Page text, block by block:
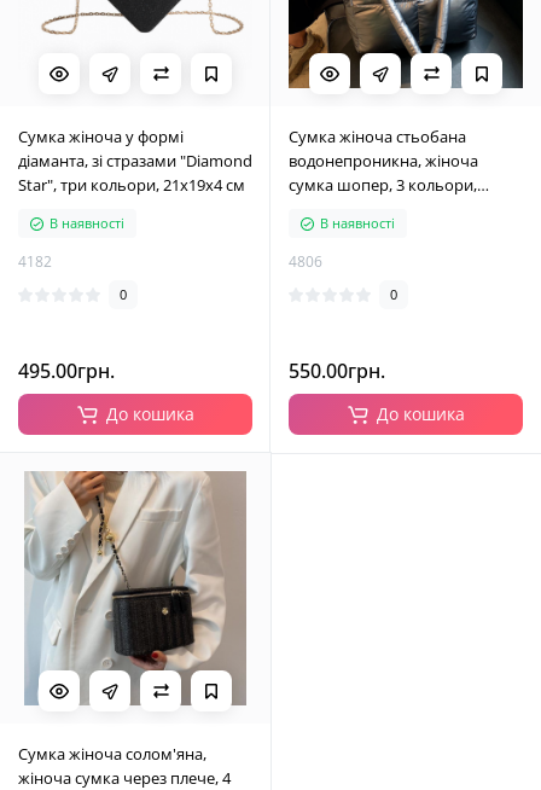
Сумка жіноча у формі
діаманта, зі стразами "Diamond
Star", три кольори, 21х19х4 см
В наявності
4182
0
495.00грн.
До кошика
Сумка жіноча стьобана
водонепроникна, жіноча
сумка шопер, 3 кольори,
В наявності
4806
0
550.00грн.
До кошика
Сумка жіноча солом'яна,
жіноча сумка через плече, 4